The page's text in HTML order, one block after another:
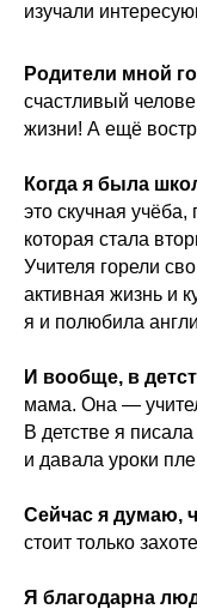
изучали
Родители мной
счастливый
жизни! А ещё
Когда я была
это скучная
которая стала
Учителя горели
активная жизнь и
я и полюбила
И вообще, в
мама. Она —
В детстве я
и давала уроки
Сейчас я думаю,
стоит только
Я благодарна